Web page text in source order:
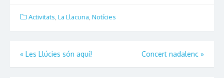
new
window)
new
window)
new
window)
new
window)
window)
Activitats La Llacuna Notícies
Navegació
d'entrades
« Les Llúcies són aquí! Concert nadalenc »